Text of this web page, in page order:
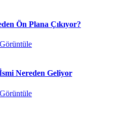
Ön Plana Çıkıyor?
Görüntüle
Nereden Geliyor
Görüntüle